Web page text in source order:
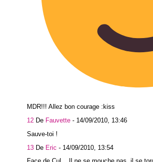
MDR!!! Allez bon courage :kiss
12 De Fauvette - 14/09/2010, 13:46
Sauve-toi !
13 De Eric - 14/09/2010, 13:54